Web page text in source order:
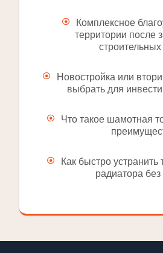
Комплексное
территории после
Новостройка или
выбрать для
Что такое шамотная
Как быстро устранить
радиатора без